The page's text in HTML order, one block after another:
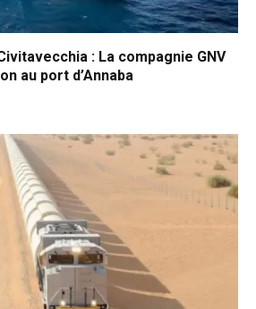
: La compagnie GNV
au port d’Annaba